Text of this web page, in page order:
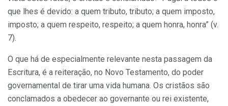
que lhes é devido: a quem tributo, tributo; a quem imposto,
imposto; a quem respeito, respeito; a quem honra, honra” (v.
7).
O que há de especialmente relevante nesta passagem da
Escritura, é a reiteração, no Novo Testamento, do poder
governamental de tirar uma vida humana. Os cristãos são
conclamados a obedecer ao governante ou rei existente,